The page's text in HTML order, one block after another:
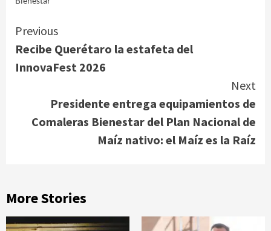
Continue
Reading
Previous
Recibe Querétaro la estafeta del
InnovaFest 2026
Next
Presidente entrega equipamientos de
Comaleras Bienestar del Plan Nacional de
Maíz nativo: el Maíz es la Raíz
More Stories